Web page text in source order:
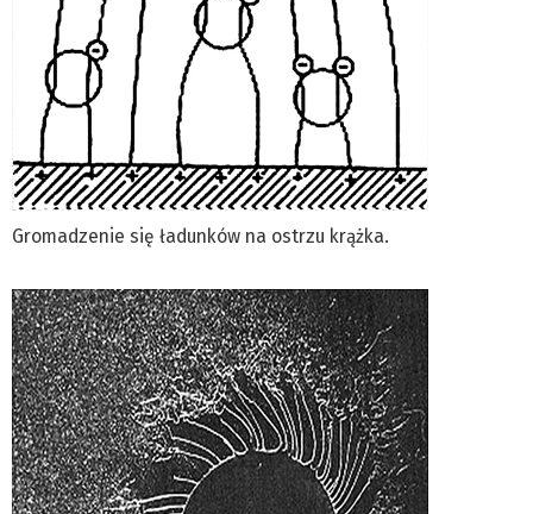
Gromadzenie się ładunków na ostrzu krążka.